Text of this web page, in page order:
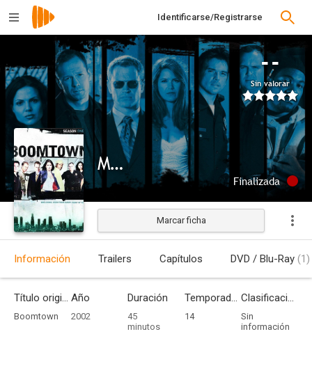
Identificarse/Registrarse
--
Sin valorar
Metrópolis
Finalizada
Marcar ficha
Información Trailers Capítulos DVD / Blu-Ray (1)
Título original
Boomtown
Año
2002
Duración
45
minutos
Temporadas
14
Clasificación por edades
Sin
información